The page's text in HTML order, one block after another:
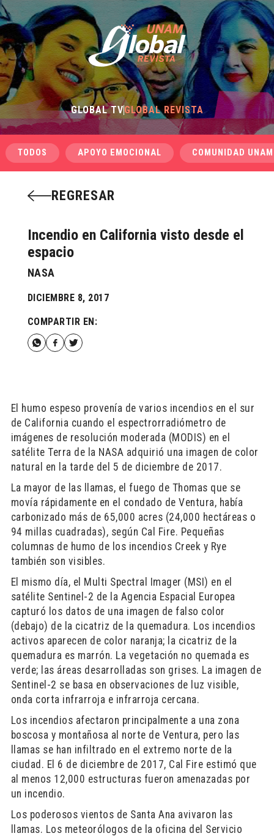
GLOBAL TVGLOBAL REVISTA
TODOS APOYO EMOCIONAL COMUNIDAD UNAM
REGRESAR
Incendio en California visto desde el
espacio
NASA
DICIEMBRE 8, 2017
COMPARTIR EN:
El humo espeso provenía de varios incendios en el sur
de California cuando el espectrorradiómetro de
imágenes de resolución moderada (MODIS) en el
satélite Terra de la NASA adquirió una imagen de color
natural en la tarde del 5 de diciembre de 2017.
La mayor de las llamas, el fuego de Thomas que se
movía rápidamente en el condado de Ventura, había
carbonizado más de 65,000 acres (24,000 hectáreas o
94 millas cuadradas), según Cal Fire. Pequeñas
columnas de humo de los incendios Creek y Rye
también son visibles.
El mismo día, el Multi Spectral Imager (MSI) en el
satélite Sentinel-2 de la Agencia Espacial Europea
capturó los datos de una imagen de falso color
(debajo) de la cicatriz de la quemadura. Los incendios
activos aparecen de color naranja; la cicatriz de la
quemadura es marrón. La vegetación no quemada es
verde; las áreas desarrolladas son grises. La imagen de
Sentinel-2 se basa en observaciones de luz visible,
onda corta infrarroja e infrarroja cercana.
Los incendios afectaron principalmente a una zona
boscosa y montañosa al norte de Ventura, pero las
llamas se han infiltrado en el extremo norte de la
ciudad. El 6 de diciembre de 2017, Cal Fire estimó que
al menos 12,000 estructuras fueron amenazadas por
un incendio.
Los poderosos vientos de Santa Ana avivaron las
llamas. Los meteorólogos de la oficina del Servicio